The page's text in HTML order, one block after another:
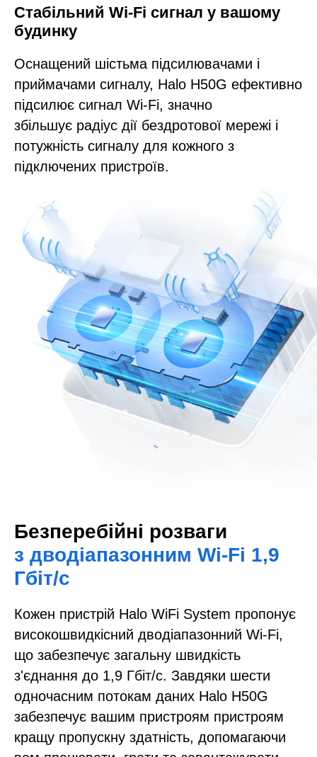
Стабільний Wi-Fi сигнал у вашому
будинку
Оснащений шістьма підсилювачами і
приймачами сигналу, Halo H50G ефективно
підсилює сигнал Wi-Fi, значно
збільшує радіус дії бездротової мережі і
потужність сигналу для кожного з
підключених пристроїв.
Безперебійні розваги
з дводіапазонним Wi-Fi 1,9
Гбіт/с
Кожен пристрій Halo WiFi System пропонує
високошвидкісний дводіапазонний Wi-Fi,
що забезпечує загальну швидкість
з'єднання до 1,9 Гбіт/с. Завдяки шести
одночасним потокам даних Halo H50G
забезпечує вашим пристроям пристроям
кращу пропускну здатність, допомагаючи